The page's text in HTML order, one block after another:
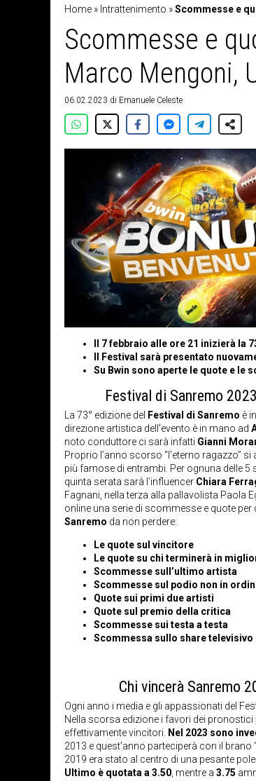
Home » Intrattenimento »Scommesse e
Scommesse e
Marco Mengoni,
06.02.2023 di Emanuele Celeste
Il 7 febbraio alle ore 21 inizierà la
Il Festival sarà presentato
Su Bwin sono aperte le quote e le
Festival di Sanremo
La 73° edizione del Festival di Sanremo è
direzione artistica dell’evento è in mano ad
noto conduttore ci sarà infatti Gianni
Proprio l’anno scorso “l’eterno ragazzo”
più famose di entrambi. Per ognuna delle
quinta serata sarà l’influencer Chiara
Fagnani, nella terza alla pallavolista Paola
online una serie di scommesse e quote
Sanremo da non perdere:
Le quote sul vincitore
Le quote su chi terminerà in
Scommesse sull’ultimo artista
Scommesse sul podio non in
Quote sui primi due artisti
Quote sul premio della critica
Scommesse sui testa a testa
Scommessa sullo share televisivo
Chi vincerà Sanremo
Ogni anno i media e gli appassionati del
Nella scorsa edizione i favori dei
effettivamente vincitori. Nel 2023 sono
2013 e quest’anno parteciperà con il brano
2019 era stato al centro di una pesante
Ultimo è quotata a 3.50 , mentre a 3.75